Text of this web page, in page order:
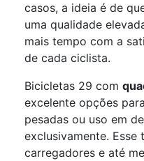
casos, a ideia é de
uma qualidade
mais tempo com a
de cada ciclista.
Bicicletas 29 com
excelente opções
pesadas ou uso em
exclusivamente.
carregadores e até